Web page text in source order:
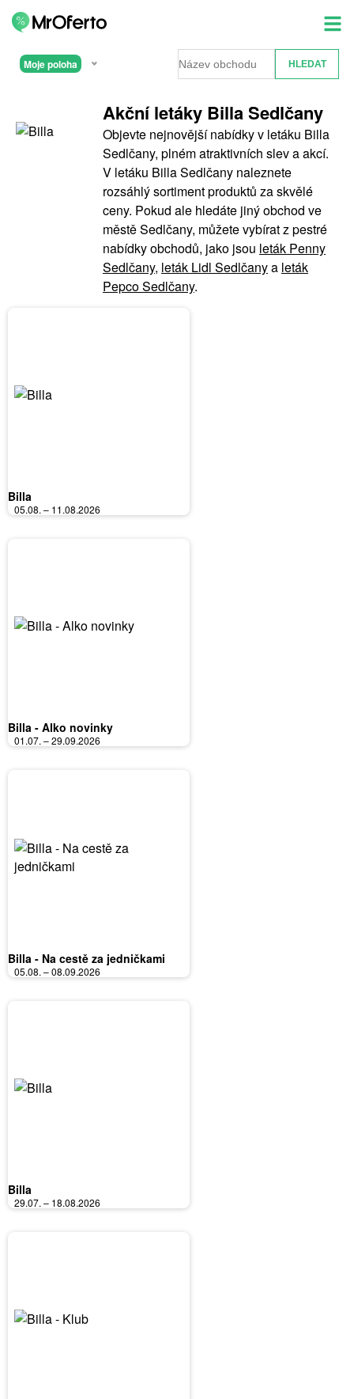
Moje poloha
Akční letáky Billa Sedlčany
Objevte nejnovější nabídky v letáku Billa
Sedlčany, plném atraktivních slev a akcí.
V letáku Billa Sedlčany naleznete
rozsáhlý sortiment produktů za skvělé
ceny. Pokud ale hledáte jiný obchod ve
městě Sedlčany, můžete vybírat z pestré
nabídky obchodů, jako jsou leták Penny
Sedlčany, leták Lidl Sedlčanya leták
Pepco Sedlčany.
Billa
05.08. – 11.08.2026
Billa - Alko novinky
01.07. – 29.09.2026
Billa - Na cestě za jedničkami
05.08. – 08.09.2026
Billa
29.07. – 18.08.2026